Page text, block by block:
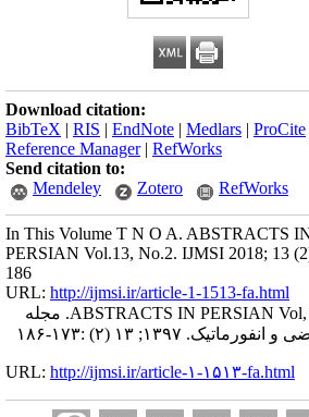
Download citation:
BibTeX | RIS | EndNote | Medlars | ProCite
Reference Manager| RefWorks
Send citation to:
Mendeley
Zotero RefWorks
In This Volume T N O A. ABSTRACTS
PERSIAN Vol.13, No.2. IJMSI 2018; 13
186
URL: http://ijmsi.ir/article-1-1513-fa.html
ABSTRACTS IN PERSIAN Vol,۱۳, No.۲. مجله
۱۳۹۷; ۱۳ (۲) :۱۷۳-۱۸۶
URL: http://ijmsi.ir/article-۱-۱۵۱۳-fa.html